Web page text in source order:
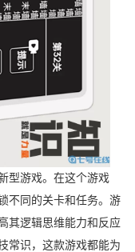
型游戏。在这个游戏
不同的关卡和任务。游
其逻辑思维能力和反应
常识，这款游戏都能为